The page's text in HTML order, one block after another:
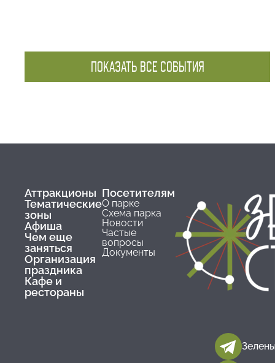
ПОКАЗАТЬ ВСЕ СОБЫТИЯ
Аттракционы
Тематические
зоны
Афиша
Чем еще
заняться
Организация
праздника
Кафе и
рестораны
Посетителям
О парке
Схема парка
Новости
Частые
вопросы
Документы